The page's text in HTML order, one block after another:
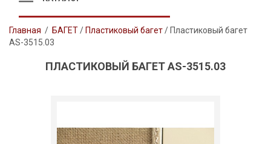
Главная / БАГЕТ/ Пластиковый багет/ Пластиковый багет
AS-3515.03
ПЛАСТИКОВЫЙ БАГЕТ AS-3515.03